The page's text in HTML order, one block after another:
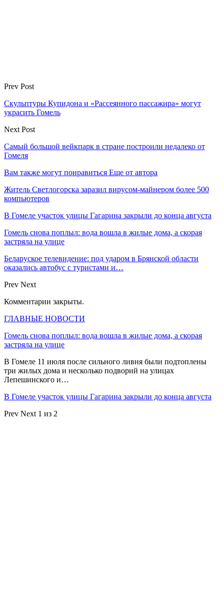
Prev Post
Скульптуры Купидона и «Рассеянного пассажира» могут
украсить Гомель
Next Post
Самый большой вейкпарк в стране построили недалеко от
Гомеля
Вам также могут понравиться Еще от автора
Житель Светлогорска заразил вирусом-майнером более 500
компьютеров
В Гомеле участок улицы Гагарина закрыли до конца августа
Гомель снова поплыл: вода вошла в жилые дома, а скорая
застряла на улице
Беларуское телевидение: под ударом в Брянской области
оказались автобус с туристами и…
Prev Next
Комментарии закрыты.
ГЛАВНЫЕ НОВОСТИ
Гомель снова поплыл: вода вошла в жилые дома, а скорая
застряла на улице
В Гомеле 11 июля после сильного ливня были подтоплены
три жилых дома и несколько подворий на улицах
Лепешинского и…
В Гомеле участок улицы Гагарина закрыли до конца августа
Prev Next 1 из 2